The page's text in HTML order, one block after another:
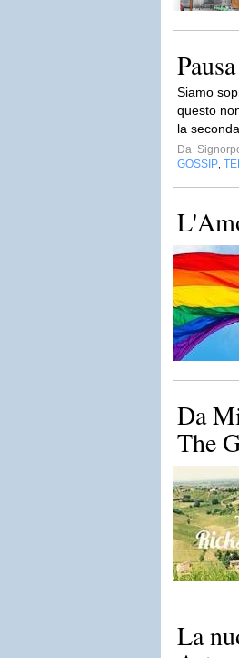
Siamo
questo
la
Da
GOSSIP
Da
The
La